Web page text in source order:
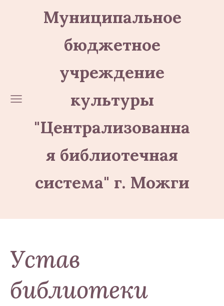
Муниципальное
бюджетное
учреждение
культуры
"Централизованна
я библиотечная
система" г. Можги
Устав
библиотеки